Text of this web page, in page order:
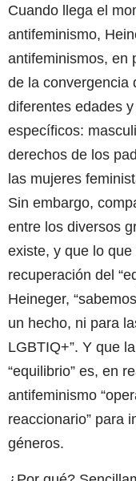
Cuando llega el
antifeminismo,
antifeminismos, en
de la convergencia
diferentes edades
específicos:
derechos de los
las mujeres
Sin embargo,
entre los diversos
existe, y que lo
recuperación del
Heineger,
un hecho, ni para
LGBTIQ+”. Y que
“equilibrio” es, en
antifeminismo
reaccionario” para
géneros.